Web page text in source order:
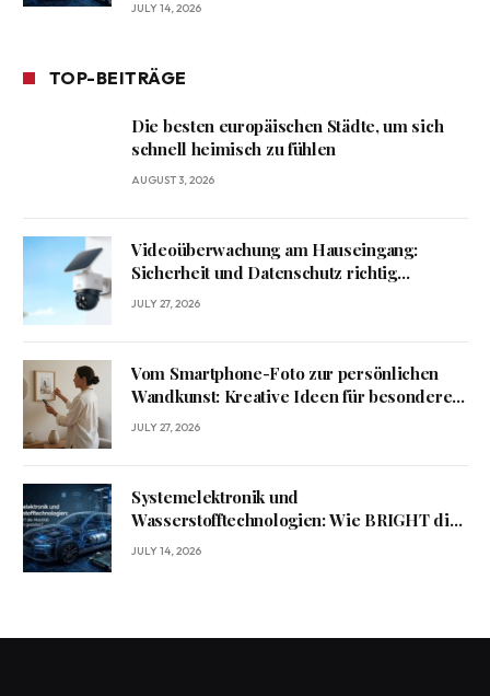
JULY 14, 2026
TOP-BEITRÄGE
Die besten europäischen Städte, um sich
schnell heimisch zu fühlen
AUGUST 3, 2026
Videoüberwachung am Hauseingang:
Sicherheit und Datenschutz richtig
verbinden
JULY 27, 2026
Vom Smartphone-Foto zur persönlichen
Wandkunst: Kreative Ideen für besondere
Erinnerungen
JULY 27, 2026
Systemelektronik und
Wasserstofftechnologien: Wie BRIGHT die
Mobilität von morgen gestaltet?
JULY 14, 2026